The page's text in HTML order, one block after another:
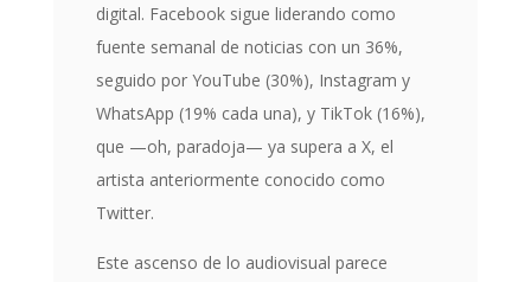
digital. Facebook sigue liderando como
fuente semanal de noticias con un 36%,
seguido por YouTube (30%), Instagram y
WhatsApp (19% cada una), y TikTok (16%),
que —oh, paradoja— ya supera a X, el
artista anteriormente conocido como
Twitter.
Este ascenso de lo audiovisual parece